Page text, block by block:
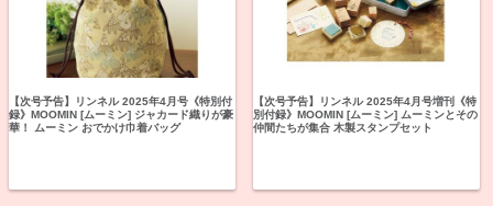
【次号予告】リンネル 2025年4月号《特別付
録》MOOMIN [ムーミン] ジャカード織りが豪
華！ ムーミン おでかけ巾着バッグ
【次号予告】リンネル 2025年4月号増刊《特
別付録》MOOMIN [ムーミン] ムーミンとその
仲間たちが集合 木製スタンプセット